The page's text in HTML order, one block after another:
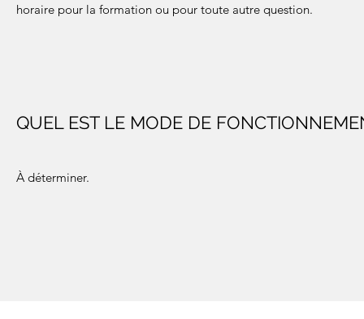
horaire pour la formation ou pour toute autre question.
QUEL EST LE MODE DE
À déterminer.